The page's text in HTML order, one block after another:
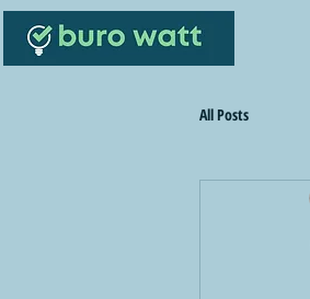
All Posts